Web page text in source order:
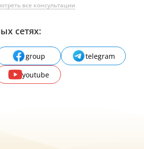
все консультации
сетях:
group
telegram
youtube